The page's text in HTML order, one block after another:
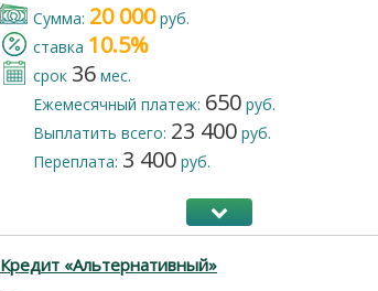
Cумма: 20 000руб.
cтавка 10.5%
срок 36 мес.
Ежемесячный платеж: 650 руб.
Выплатить всего: 23 400 руб.
Переплата: 3 400 руб.
Кредит «Альтернативный»